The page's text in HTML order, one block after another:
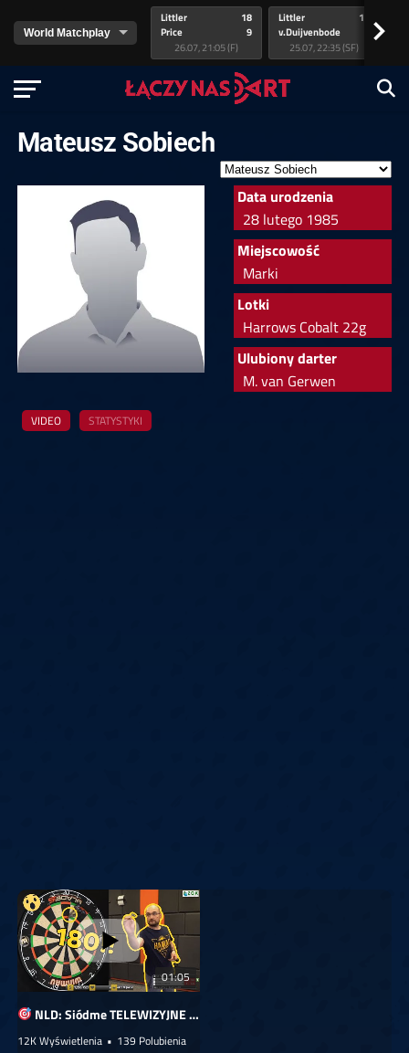
Littler
Price
18
9
26.07, 21:05 (F)
Littler
v.Duijvenbode
17
25.07, 22:35 (SF)
>
Mateusz Sobiech
Data urodzenia
28 lutego 1985
Miejscowość
Marki
Lotki
Harrows Cobalt 22g
Ulubiony darter
M. van Gerwen
VIDEO STATYSTYKI
01:05
NLD: Siódme TELEWIZYJNE *180*
12K Wyświetlenia • 139 Polubienia